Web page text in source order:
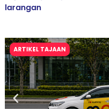
larangan
ARTIKEL TAJAAN